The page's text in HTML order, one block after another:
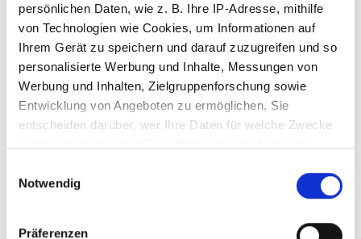
persönlichen Daten, wie z. B. Ihre IP-Adresse, mithilfe
von Technologien wie Cookies, um Informationen auf
Ihrem Gerät zu speichern und darauf zuzugreifen und so
personalisierte Werbung und Inhalte, Messungen von
Werbung und Inhalten, Zielgruppenforschung sowie
Entwicklung von Angeboten zu ermöglichen. Sie
entscheiden darüber, wer Ihre Daten für welche Zwecke
Trigger Symbol ändern oder widerrufen
Notwendig
Präferenzen